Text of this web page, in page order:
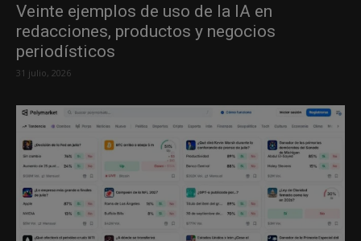
Veinte ejemplos de uso de la IA en
redacciones, productos y negocios
periodísticos
31 julio, 2026